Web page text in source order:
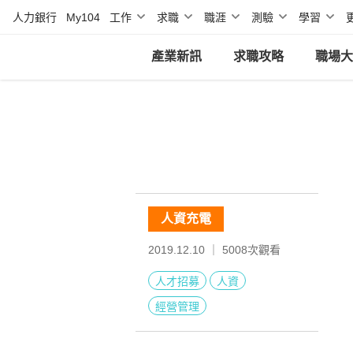
人力銀行 My104 工作 求職 職涯 測驗 學習
產業新訊 求職攻略 職場
人資充電
2019.12.10 ｜ 5008次觀看
人才招募
人資
經營管理